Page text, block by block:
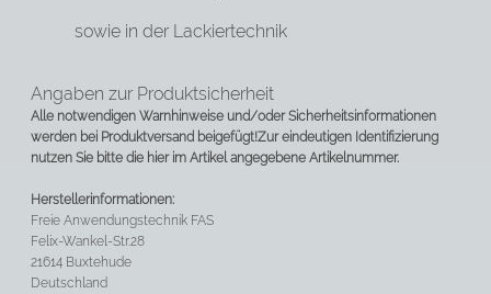
sowie in der Lackiertechnik
Angaben zur Produktsicherheit
Alle notwendigen Warnhinweise und/oder Sicherheitsinformationen
werden bei Produktversand beigefügt!Zur eindeutigen Identifizierung
nutzen Sie bitte die hier im Artikel angegebene Artikelnummer.
Herstellerinformationen:
Freie Anwendungstechnik FAS
Felix-Wankel-Str.28
21614 Buxtehude
Deutschland